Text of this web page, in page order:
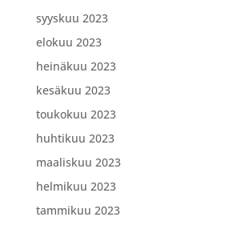
syyskuu 2023
elokuu 2023
heinäkuu 2023
kesäkuu 2023
toukokuu 2023
huhtikuu 2023
maaliskuu 2023
helmikuu 2023
tammikuu 2023